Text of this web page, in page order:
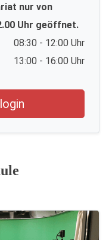
nur von
Uhr geöffnet.
08:30 - 12:00 Uhr
13:00 - 16:00 Uhr